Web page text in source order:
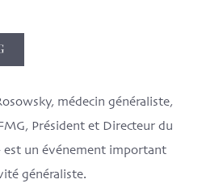
médecin généraliste,
Président et Directeur du
est un événement important
généraliste.